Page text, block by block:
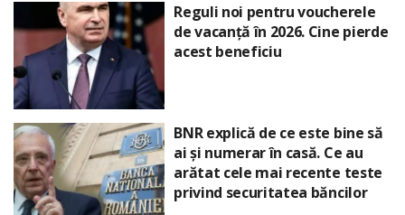
Reguli noi pentru voucherele
de vacanță în 2026. Cine pierde
acest beneficiu
BNR explică de ce este bine să
ai și numerar în casă. Ce au
arătat cele mai recente teste
privind securitatea băncilor